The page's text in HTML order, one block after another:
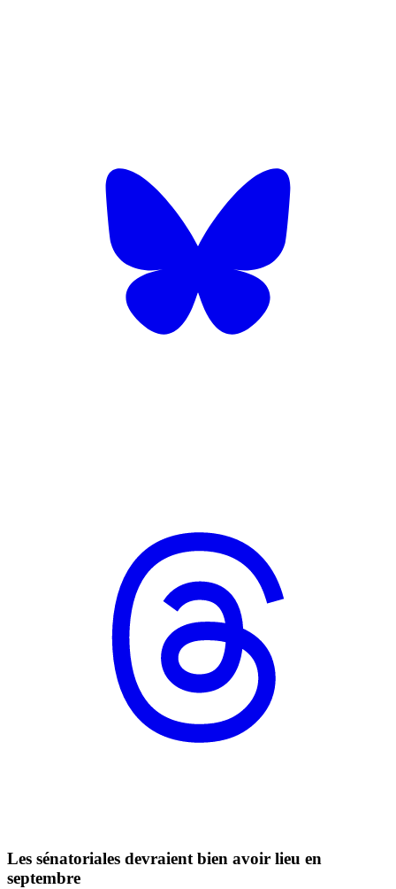
Les sénatoriales devraient bien avoir lieu en
septembre